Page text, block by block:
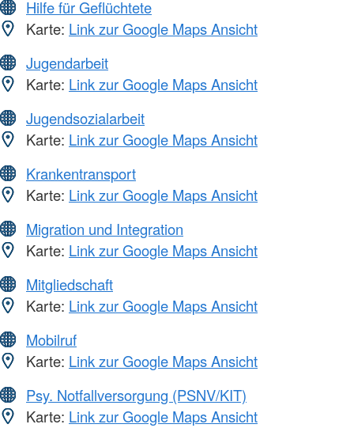
Hilfe für Geflüchtete
Karte: Link zur Google Maps Ansicht
Jugendarbeit
Karte: Link zur Google Maps Ansicht
Jugendsozialarbeit
Karte: Link zur Google Maps Ansicht
Krankentransport
Karte: Link zur Google Maps Ansicht
Migration und Integration
Karte: Link zur Google Maps Ansicht
Mitgliedschaft
Karte: Link zur Google Maps Ansicht
Mobilruf
Karte: Link zur Google Maps Ansicht
Psy. Notfallversorgung (PSNV/KIT)
Karte: Link zur Google Maps Ansicht